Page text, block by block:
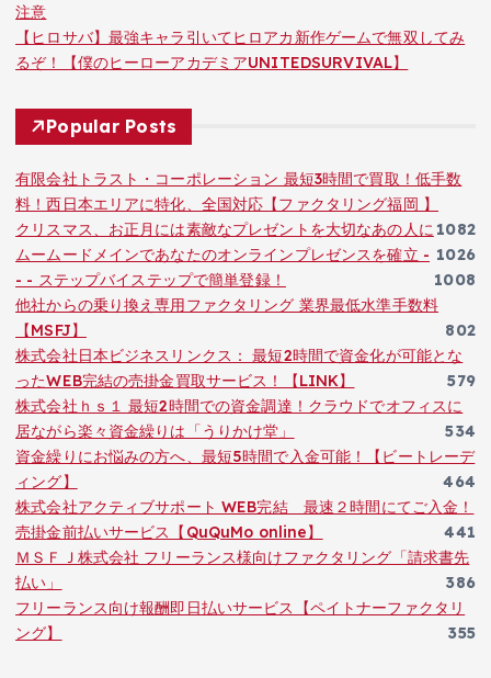
注意
【ヒロサバ】最強キャラ引いてヒロアカ新作ゲームで無双してみ
るぞ！【僕のヒーローアカデミアUNITEDSURVIVAL】
Popular Posts
有限会社トラスト・コーポレーション 最短3時間で買取！低手数
料！西日本エリアに特化、全国対応【ファクタリング福岡 】
1082
クリスマス、お正月には素敵なプレゼントを大切なあの人に
1026
ムームードメインであなたのオンラインプレゼンスを確立 -
- - ステップバイステップで簡単登録！
1008
他社からの乗り換え専用ファクタリング 業界最低水準手数料
【MSFJ】
802
株式会社日本ビジネスリンクス： 最短2時間で資金化が可能とな
ったWEB完結の売掛金買取サービス！【LINK】
579
株式会社ｈｓ１ 最短2時間での資金調達！クラウドでオフィスに
居ながら楽々資金繰りは「うりかけ堂」
534
資金繰りにお悩みの方へ、最短5時間で入金可能！【ビートレーデ
ィング】
464
株式会社アクティブサポート WEB完結 最速２時間にてご入金！
売掛金前払いサービス【QuQuMo online】
441
ＭＳＦＪ株式会社 フリーランス様向けファクタリング「請求書先
払い」
386
フリーランス向け報酬即日払いサービス【ペイトナーファクタリ
ング】
355